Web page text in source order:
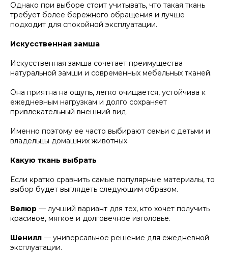
Однако при выборе стоит учитывать, что такая ткань
требует более бережного обращения и лучше
подходит для спокойной эксплуатации.
Искусственная замша
Искусственная замша сочетает преимущества
натуральной замши и современных мебельных тканей.
Она приятна на ощупь, легко очищается, устойчива к
ежедневным нагрузкам и долго сохраняет
привлекательный внешний вид.
Именно поэтому ее часто выбирают семьи с детьми и
владельцы домашних животных.
Какую ткань выбрать
Если кратко сравнить самые популярные материалы, то
выбор будет выглядеть следующим образом.
Велюр — лучший вариант для тех, кто хочет получить
красивое, мягкое и долговечное изголовье.
Шенилл — универсальное решение для ежедневной
эксплуатации.